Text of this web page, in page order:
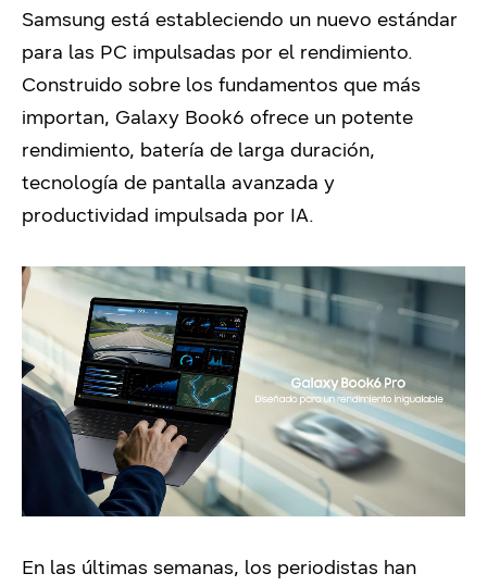
Samsung está estableciendo un nuevo estándar
para las PC impulsadas por el rendimiento.
Construido sobre los fundamentos que más
importan, Galaxy Book6 ofrece un potente
rendimiento, batería de larga duración,
tecnología de pantalla avanzada y
productividad impulsada por IA.
En las últimas semanas, los periodistas han